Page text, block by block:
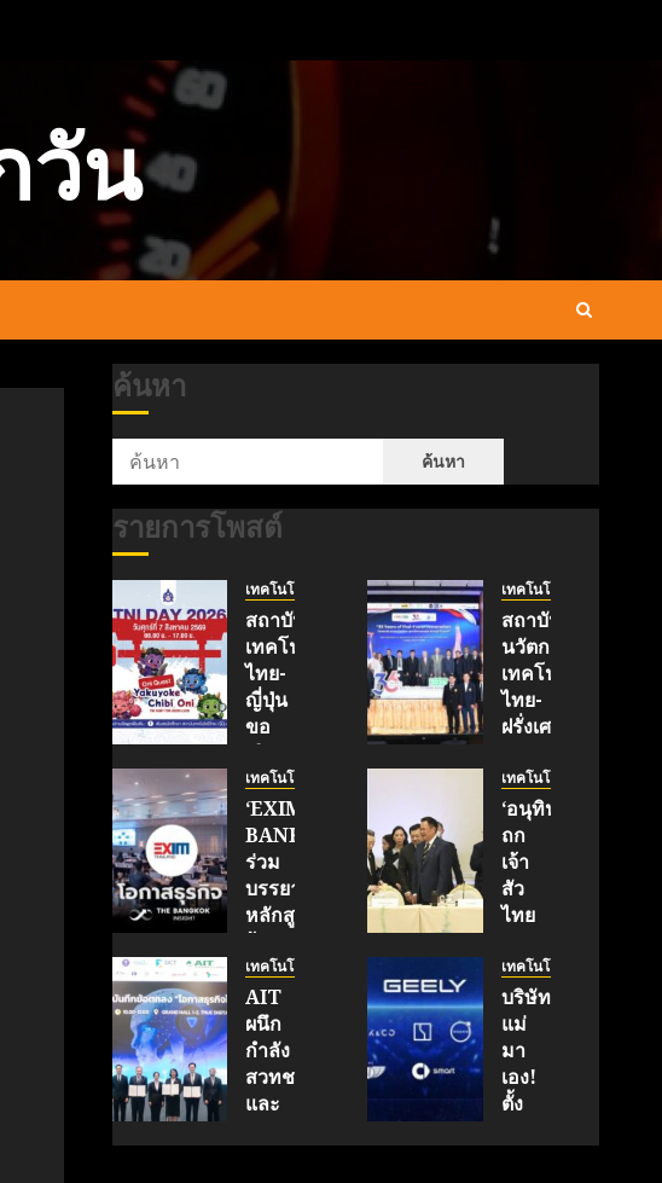
วัน
ค้นหา
ค้นหา
รายการโพสต์
เทคโนโลยี
สถาบัน
เทคโนโลยี
ไทย-
ญี่ปุ่น
ขอ
เชิญ
เข้า
ร่วม
งาน
TNI
Day
2026
ฉลอง
ครบ
รอบ
19 ปี
TNI
กรกฎาคม
17, 2026
เทคโนโลยี
สถาบัน
นวัตกรรม
เทคโนโลยี
ไทย-
ฝรั่งเศส
มจพ.ฉลอง
36 ปี
แห่ง
ความ
ร่วม
มือ
ฝรั่งเศส
เดิน
หน้า
ขับ
เคลื่อน
นวัตกรรม
อนาคต
เทคโนโลยี
‘EXIM
BANK’
ร่วม
บรรยาย
หลักสูตร
ผู้
บริหาร
หนุน
ธุรกิจ
‘Wellness-
Longevity’
สู่
โลก
เทคโนโลยี
‘อนุทิน’
ถก
เจ้า
สัว
ไทย
ประชาชาติ
ธุรกิจ
|
LINE
TODAY
18, 2026
เทคโนโลยี
AIT
ผนึก
กำลัง
สวทช.
และ
เทคโนโลยี
บริษัท
แม่
มา
เอง!
ตั้ง